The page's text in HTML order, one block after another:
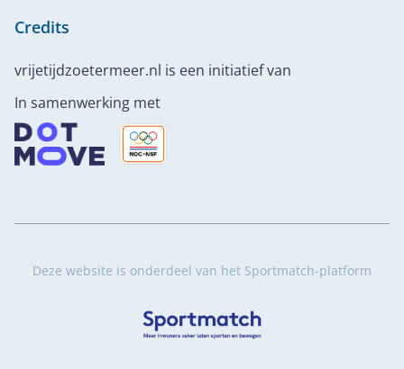
Credits
vrijetijdzoetermeer.nl is een initiatief van
In samenwerking met
Deze website is onderdeel van het Sportmatch-platform